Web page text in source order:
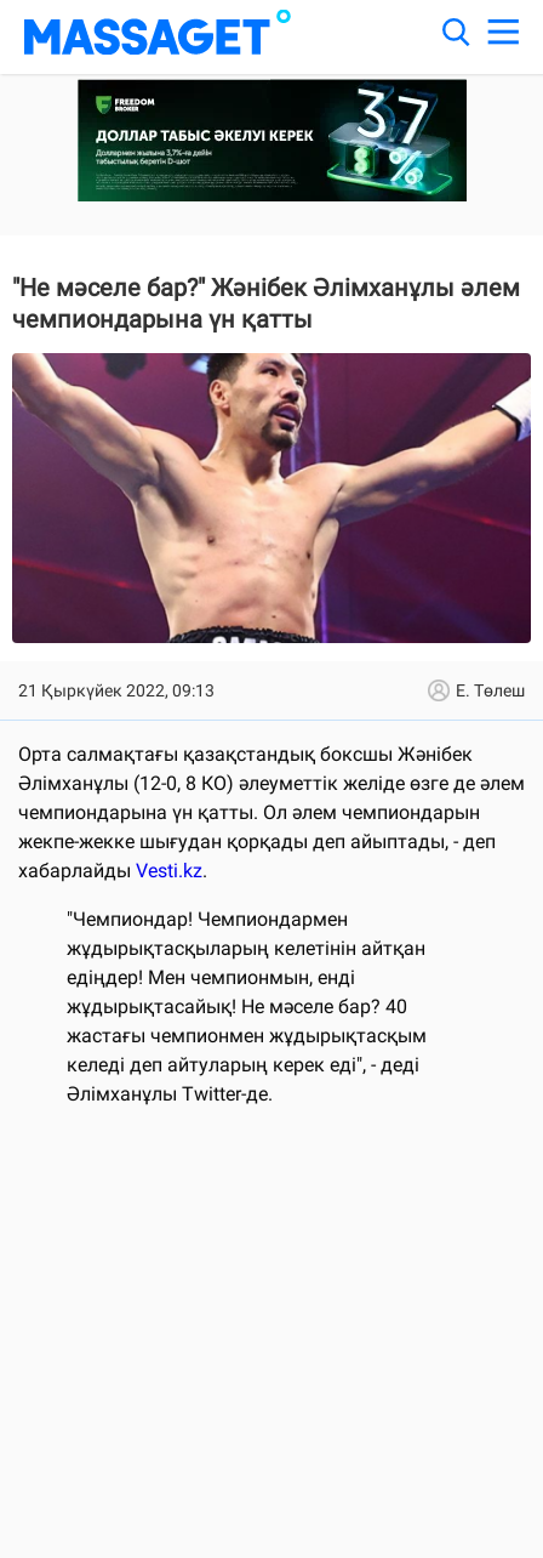
"Не мәселе бар?" Жәнібек Әлімханұлы әлем
чемпиондарына үн қатты
21 Қыркүйек 2022, 09:13 Е. Төлеш
Орта салмақтағы қазақстандық боксшы Жәнібек
Әлімханұлы (12-0, 8 КО) әлеуметтік желіде өзге де әлем
чемпиондарына үн қатты. Ол әлем чемпиондарын
жекпе-жекке шығудан қорқады деп айыптады, - деп
хабарлайды Vesti.kz.
"Чемпиондар! Чемпиондармен
жұдырықтасқыларың келетінін айтқан
едіңдер! Мен чемпионмын, енді
жұдырықтасайық! Не мәселе бар? 40
жастағы чемпионмен жұдырықтасқым
келеді деп айтуларың керек еді", - деді
Әлімханұлы Twitter-де.